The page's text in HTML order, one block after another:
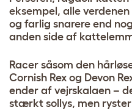
eksempel, alle
og farlig snarere end
anden side af
Racer såsom den
Cornish Rex og Devon
ender af vejrskalaen –
stærkt sollys, men